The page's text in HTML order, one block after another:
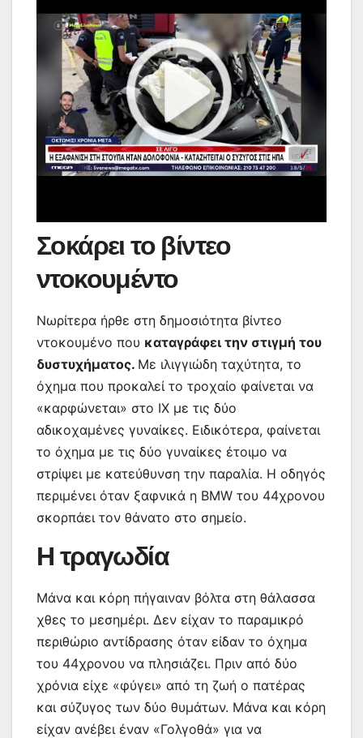
Σοκάρει το βίντεο
ντοκουμέντο
Νωρίτερα ήρθε στη δημοσιότητα βίντεο
ντοκουμένο που καταγράφει την στιγμή του
δυστυχήματος. Με ιλιγγιώδη ταχύτητα, το
όχημα που προκαλεί το τροχαίο φαίνεται να
«καρφώνεται» στο ΙΧ με τις δύο
αδικοχαμένες γυναίκες. Ειδικότερα, φαίνεται
το όχημα με τις δύο γυναίκες έτοιμο να
στρίψει με κατεύθυνση την παραλία. Η οδηγός
περιμένει όταν ξαφνικά η BMW του 44χρονου
σκορπάει τον θάνατο στο σημείο.
Η τραγωδία
Μάνα και κόρη πήγαιναν βόλτα στη θάλασσα
χθες το μεσημέρι. Δεν είχαν το παραμικρό
περιθώριο αντίδρασης όταν είδαν το όχημα
του 44χρονου να πλησιάζει. Πριν από δύο
χρόνια είχε «φύγει» από τη ζωή ο πατέρας
και σύζυγος των δύο θυμάτων. Μάνα και κόρη
είχαν ανέβει έναν «Γολγοθά» για να